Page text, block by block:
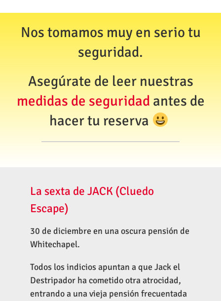
Nos tomamos muy en serio tu
seguridad.
Asegúrate de leer nuestras
medidas de seguridad antes de
hacer tu reserva
La sexta de JACK (Cluedo
Escape)
30 de diciembre en una oscura pensión de
Whitechapel.
Todos los indicios apuntan a que Jack el
Destripador ha cometido otra atrocidad,
entrando a una vieja pensión frecuentada